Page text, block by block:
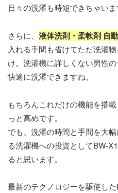
日々の洗濯も時短できちゃいま
さらに、 液体洗剤・柔軟剤 自
入れる手間も省けてただ洗濯
け。洗濯機に詳しくない男性
快適に洗濯できますね。
もちろんこれだけの機能を搭
っと高めです。
でも、洗濯の時間と手間を大
る洗濯機への投資としてBW-
ると思います。
最新のテクノロジーを駆使し